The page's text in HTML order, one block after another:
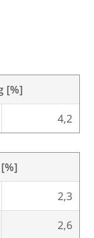
[%]
4,2
2,3
2,6